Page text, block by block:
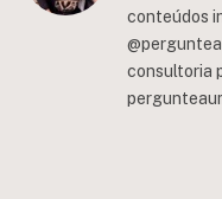
conteúdos
consultoria